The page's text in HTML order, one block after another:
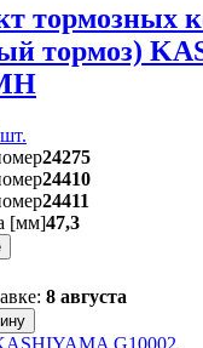
тормозных
тормоз)
24275
24410
24411
[мм]47,3
8 августа